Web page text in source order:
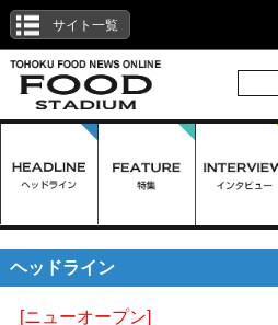
サイト一覧
ヘッドライン
[ニューオープン]